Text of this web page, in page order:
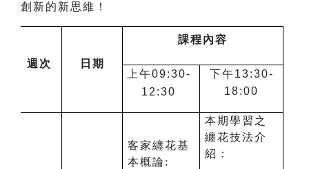
創新的新思維！
週次 日期
課程內容
上午09:30-
12:30
下午13:30-
18:00
客家纏花基
本概論:
本期學習之
纏花技法介
紹：